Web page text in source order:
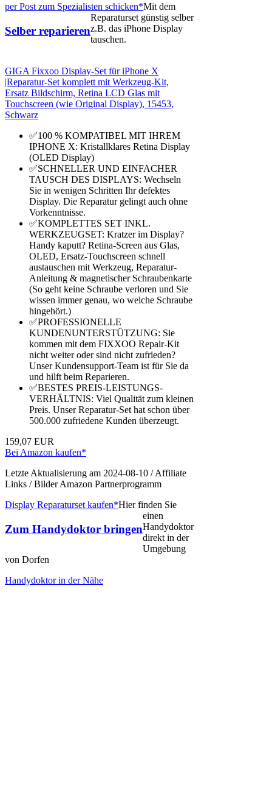
per Post zum Spezialisten schicken*
Selber reparieren
Mit dem
Reparaturset günstig selber
z.B. das iPhone Display
tauschen.
GIGA Fixxoo Display-Set für iPhone X
|Reparatur-Set komplett mit Werkzeug-Kit,
Ersatz Bildschirm, Retina LCD Glas mit
Touchscreen (wie Original Display), 15453,
Schwarz
✅100 % KOMPATIBEL MIT IHREM
IPHONE X: Kristallklares Retina Display
(OLED Display)
✅SCHNELLER UND EINFACHER
TAUSCH DES DISPLAYS: Wechseln
Sie in wenigen Schritten Ihr defektes
Display. Die Reparatur gelingt auch ohne
Vorkenntnisse.
✅KOMPLETTES SET INKL.
WERKZEUGSET: Kratzer im Display?
Handy kaputt? Retina-Screen aus Glas,
OLED, Ersatz-Touchscreen schnell
austauschen mit Werkzeug, Reparatur-
Anleitung & magnetischer Schraubenkarte
(So geht keine Schraube verloren und Sie
wissen immer genau, wo welche Schraube
hingehört.)
✅PROFESSIONELLE
KUNDENUNTERSTÜTZUNG: Sie
kommen mit dem FIXXOO Repair-Kit
nicht weiter oder sind nicht zufrieden?
Unser Kundensupport-Team ist für Sie da
und hilft beim Reparieren.
✅BESTES PREIS-LEISTUNGS-
VERHÄLTNIS: Viel Qualität zum kleinen
Preis. Unser Reparatur-Set hat schon über
500.000 zufriedene Kunden überzeugt.
159,07 EUR
Bei Amazon kaufen*
Letzte Aktualisierung am 2024-08-10 / Affiliate
Links / Bilder Amazon Partnerprogramm
Display Reparaturset kaufen*
Zum Handydoktor bringen
Hier finden Sie
einen
Handydoktor
direkt in der
Umgebung
von Dorfen
Handydoktor in der Nähe